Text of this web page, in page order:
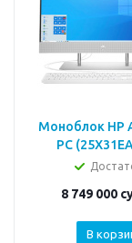
Моноблок HP All-in-One
PC
8 749 000
В